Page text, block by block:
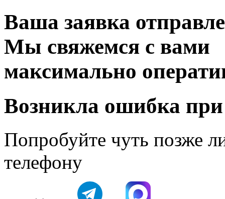
Ваша заявка
Мы свяжемся с вами
максимально
Возникла ошибка при
Попробуйте чуть позже
телефону